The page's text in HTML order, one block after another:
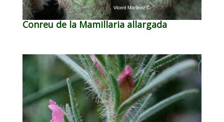
Conreu de la Mamillaria allargada